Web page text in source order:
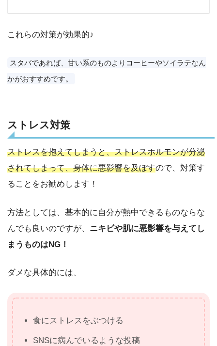
これらの対策が効果的♪
スタバであれば、甘い系のものよりコーヒーやソイラテなん
かがおすすめです。
ストレス対策
ストレスを抱えてしまうと、ストレスホルモンが分泌
されてしまって、身体に悪影響を及ぼすので、対策す
ることをお勧めします！
方法としては、基本的に自分が熱中できるものならな
んでも良いのですが、 ニキビや肌に悪影響を与えてし
まうものはNG！
ダメな具体的には、
食にストレスをぶつける
SNSに病んでいるような投稿